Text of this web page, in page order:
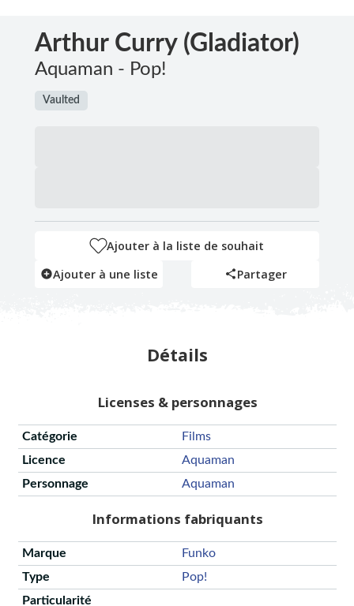
Arthur Curry (Gladiator)
Aquaman - Pop!
Vaulted
Ajouter à la liste de souhait
Ajouter à une liste
Partager
Détails
Licenses & personnages
Catégorie
Films
Licence
Aquaman
Personnage
Aquaman
Informations fabriquants
Marque
Funko
Type
Pop!
Particularité